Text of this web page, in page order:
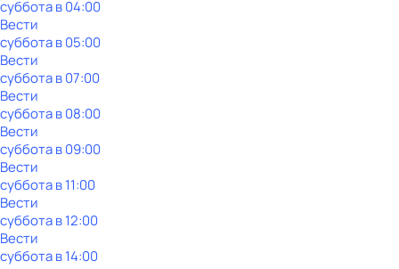
субботав04:00
Вести
субботав05:00
Вести
субботав07:00
Вести
субботав08:00
Вести
субботав09:00
Вести
субботав11:00
Вести
субботав12:00
Вести
субботав14:00